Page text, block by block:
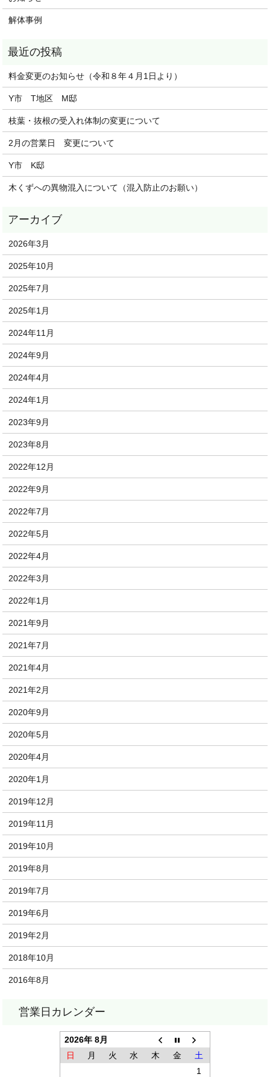
解体事例
料金変更のお知らせ（令和８年４月1日より）
Y市 T地区 M邸
枝葉・抜根の受入れ体制の変更について
2月の営業日 変更について
Y市 K邸
木くずへの異物混入について（混入防止のお願い）
2026年3月
2025年10月
2025年7月
2025年1月
2024年11月
2024年9月
2024年4月
2024年1月
2023年9月
2023年8月
2022年12月
2022年9月
2022年7月
2022年5月
2022年4月
2022年3月
2022年1月
2021年9月
2021年7月
2021年4月
2021年2月
2020年9月
2020年5月
2020年4月
2020年1月
2019年12月
2019年11月
2019年10月
2019年8月
2019年7月
2019年6月
2019年2月
2018年10月
2016年8月
2026年 8月
日
月 火 水 木 金
土
1